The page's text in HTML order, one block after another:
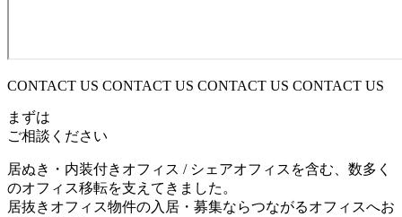
CONTACT US CONTACT US CONTACT US CONTACT US
まずは
ご相談ください
居ぬき・内装付きオフィス / シェアオフィスを含む、数多く
のオフィス移転を支えてきました。
居抜きオフィス物件の入居・募集ならつながるオフィスへお